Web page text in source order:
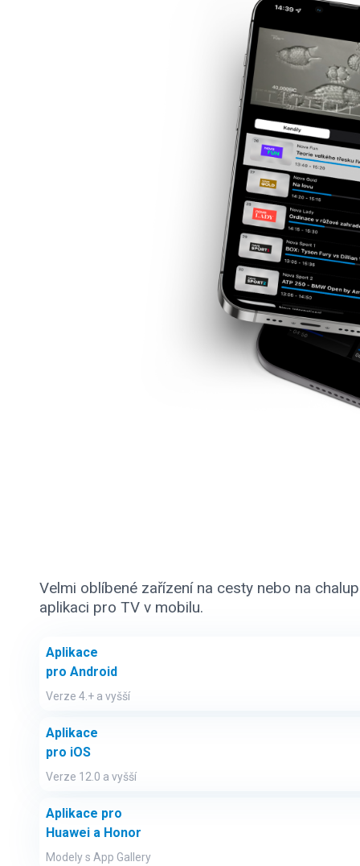
Velmi oblíbené zařízení na cesty nebo na
aplikaci pro TV v mobilu.
Aplikace
pro Android
Verze 4.+ a vyšší
Aplikace
pro iOS
Verze 12.0 a vyšší
Aplikace pro
Huawei a Honor
Modely s App Gallery